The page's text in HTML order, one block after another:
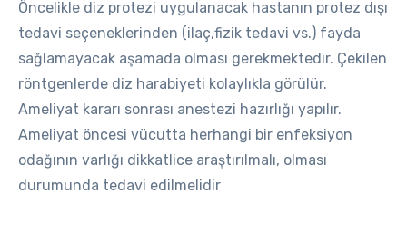
Öncelikle diz protezi uygulanacak hastanın protez dışı
tedavi seçeneklerinden (ilaç,fizik tedavi vs.) fayda
sağlamayacak aşamada olması gerekmektedir. Çekilen
röntgenlerde diz harabiyeti kolaylıkla görülür.
Ameliyat kararı sonrası anestezi hazırlığı yapılır.
Ameliyat öncesi vücutta herhangi bir enfeksiyon
odağının varlığı dikkatlice araştırılmalı, olması
durumunda tedavi edilmelidir